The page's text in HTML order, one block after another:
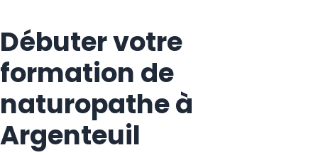
Débuter votre
formation de
naturopathe à
Argenteuil